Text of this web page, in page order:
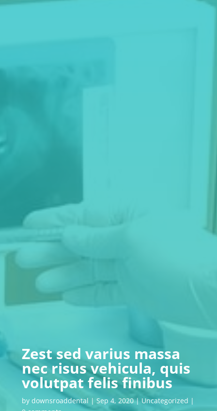
Zest sed varius massa
nec risus vehicula, quis
volutpat felis finibus
by downsroaddental | Sep 4, 2020| Uncategorized |